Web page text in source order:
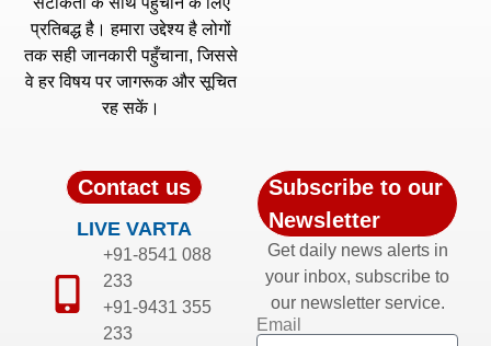
प्रतिबद्ध है। हमारा उद्देश्य है लोगों
तक सही जानकारी पहुँचाना, जिससे
वे हर विषय पर जागरूक और सूचित
रह सकें।
Contact us
LIVE VARTA
+91-8541 088
233
+91-9431 355
233
Subscribe to our
Newsletter
Get daily news alerts in
your inbox, subscribe to
our newsletter service.
Email